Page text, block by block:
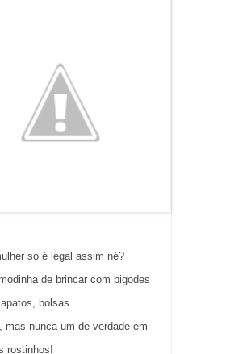
só é legal assim né?
de brincar com bigodes
bolsas
mas nunca um de verdade em
rostinhos!